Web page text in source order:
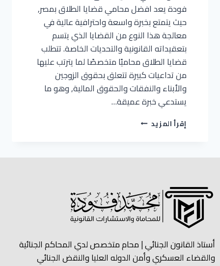
فودة يعد افضل محامي قضايا الطلاق بمصر,
حيث يتمتع بخبرة واسعة واحترافية عالية في
معالجة هذا النوع من القضايا الذي يتسم
بتعقيداته القانونية والتحديات الخاصة. تتطلب
قضايا الطلاق محاميًا متخصصًا لما يترتب عليها
من تداعيات كبيرة تتعلق بحقوق الزوجين
والأبناء والنفقات والحقوق المالية, وهو ما
يستدعي خبرة عميقة…
إقرأ المزيد
أستاذ القانون الجنائي | محام متخصص لدي المحاكم الجنائية
والقضاء العسكري وأمن الدوله العليا والنقض الجنائي